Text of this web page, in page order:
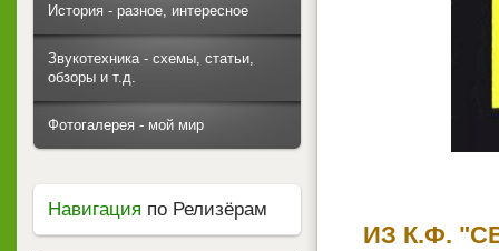
ИЗ К.Ф.
История - разное, интересное
Звукотехника - схемы, статьи,
обзоры и т.д.
Фотогалерея - мой мир
Навигация по Релизёрам